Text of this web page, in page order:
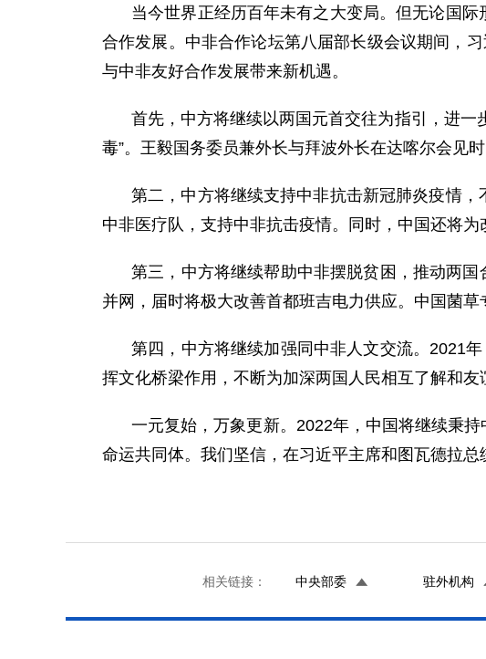
当今世界正经历百年未有之大变局。但无论国
合作发展。中非合作论坛第八届部长级会议期间，
与中非友好合作发展带来新机遇。
首先，中方将继续以两国元首交往为指引，进
毒”。王毅国务委员兼外长与拜波外长在达喀尔会见
第二，中方将继续支持中非抗击新冠肺炎疫情
中非医疗队，支持中非抗击疫情。同时，中国还将为
第三，中方将继续帮助中非摆脱贫困，推动两
并网，届时将极大改善首都班吉电力供应。中国菌
第四，中方将继续加强同中非人文交流。2021
挥文化桥梁作用，不断为加深两国人民相互了解和友
一元复始，万象更新。2022年，中国将继续秉
命运共同体。我们坚信，在习近平主席和图瓦德拉
相关链接： 中央部委 驻外机构